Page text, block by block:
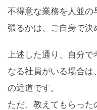
不得意な業務を人並
張るかは、ご自身で決
上述した通り、自分
なる社員がいる場合
の近道です。
ただ、教えてもらっ